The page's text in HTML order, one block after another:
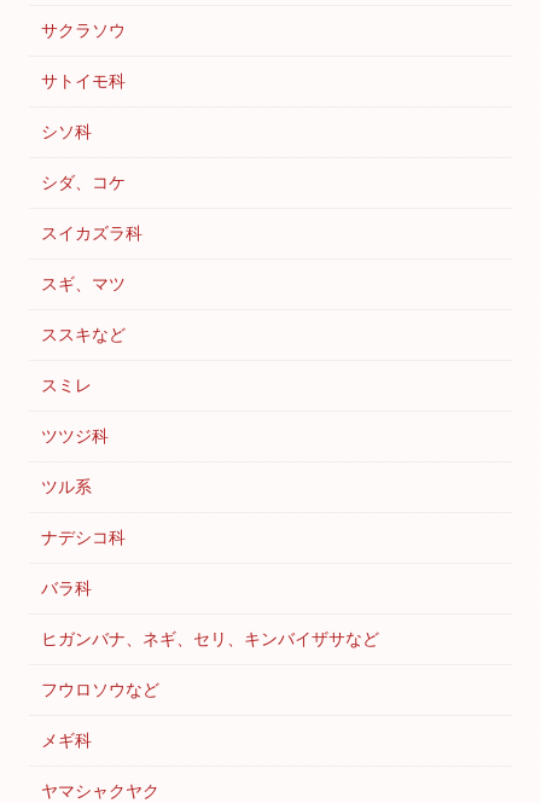
サクラソウ
サトイモ科
シソ科
シダ、コケ
スイカズラ科
スギ、マツ
ススキなど
スミレ
ツツジ科
ツル系
ナデシコ科
バラ科
ヒガンバナ、ネギ、セリ、キンバイザサなど
フウロソウなど
メギ科
ヤマシャクヤク